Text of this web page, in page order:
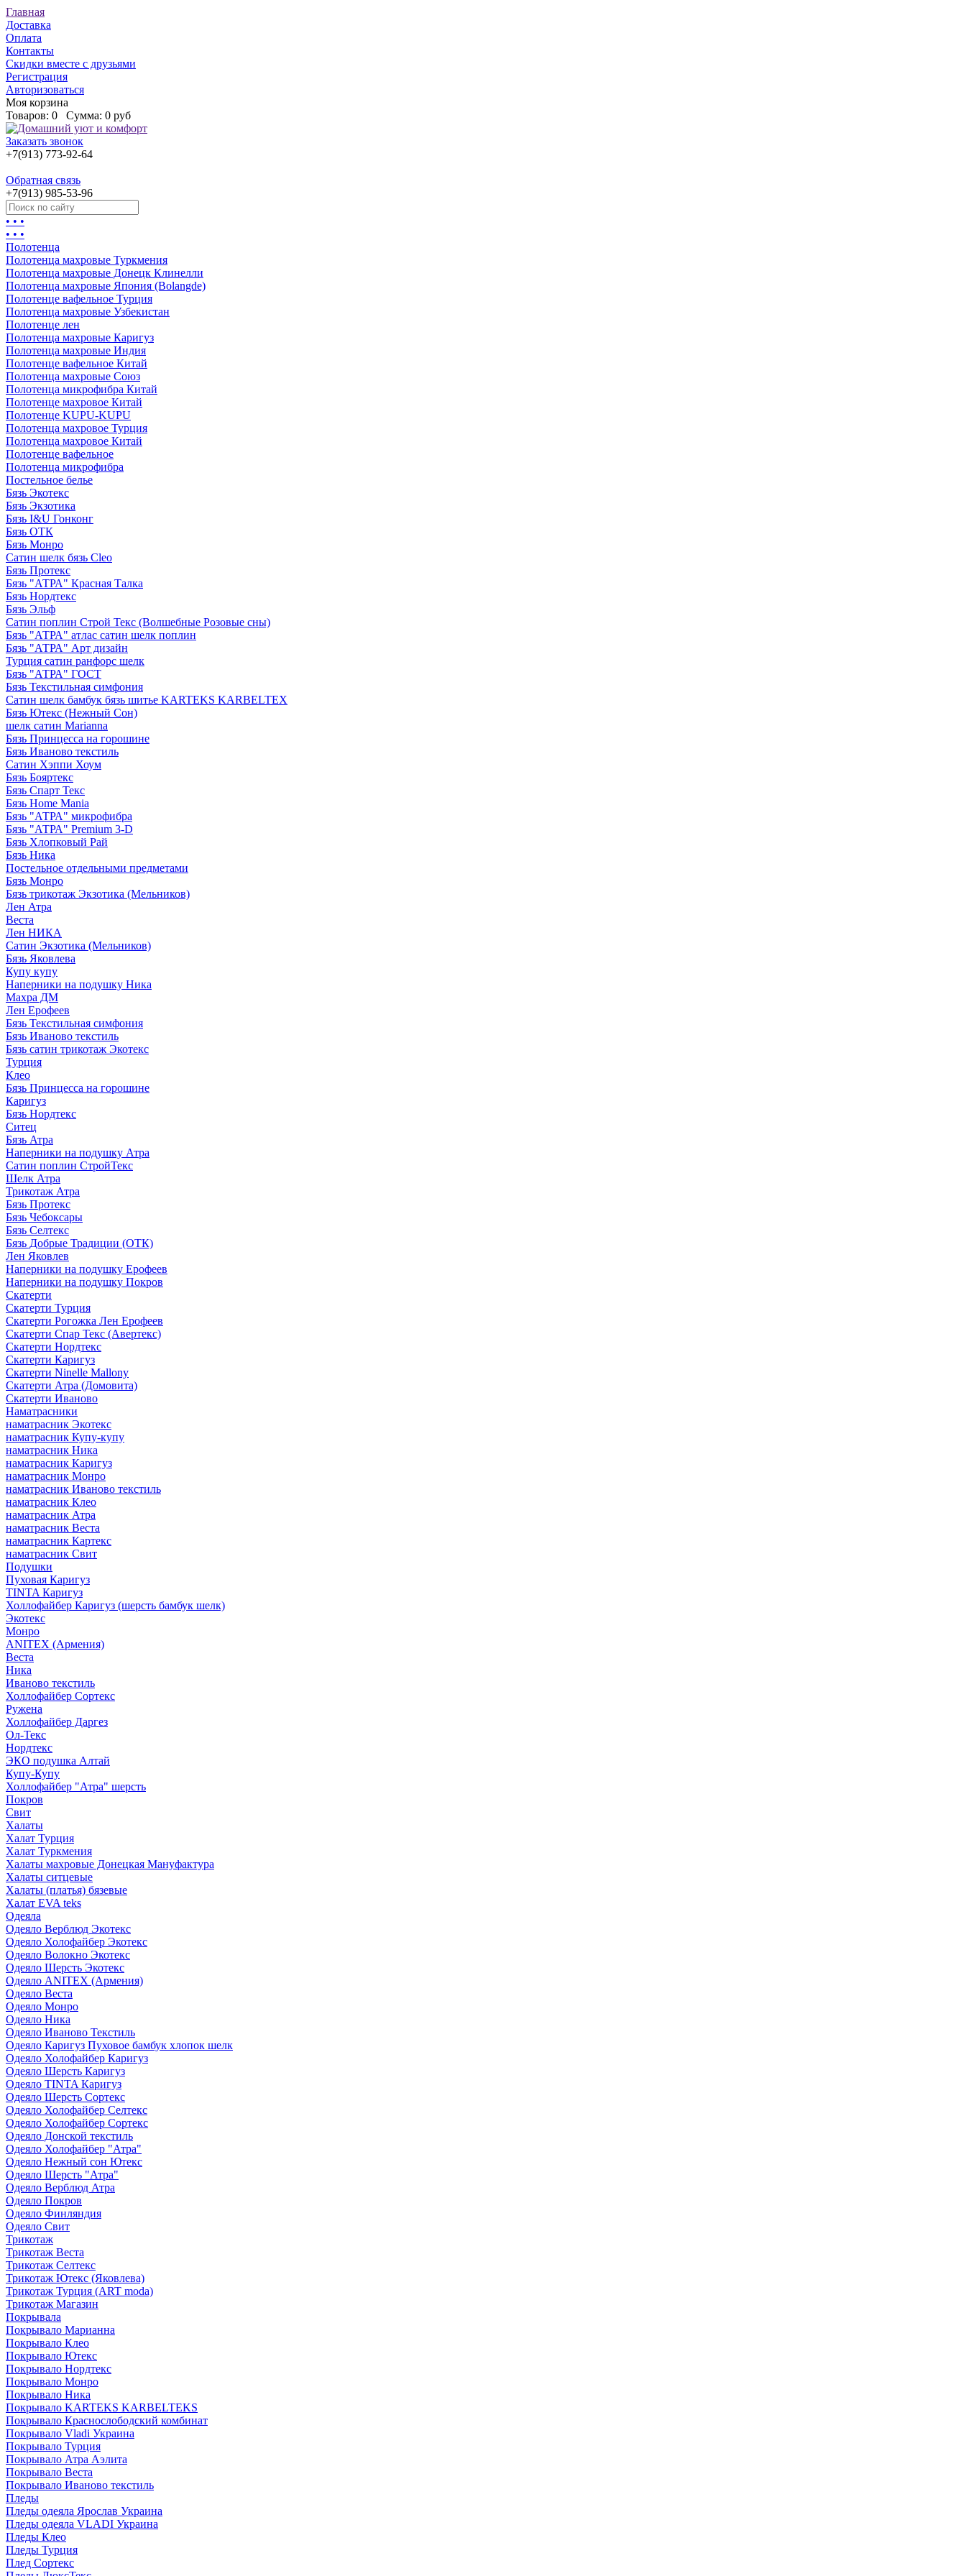
Главная
Доставка
Оплата
Контакты
Скидки вместе с друзьями
Регистрация
Авторизоваться
Моя корзина
Товаров: 0 Сумма: 0 руб
Заказать звонок
+7(913) 773-92-64
Обратная связь
+7(913) 985-53-96
• • •
• • •
Полотенца
Полотенца махровые Туркмения
Полотенца махровые Донецк Клинелли
Полотенца махровые Япония (Bolangde)
Полотенце вафельное Турция
Полотенца махровые Узбекистан
Полотенце лен
Полотенца махровые Каригуз
Полотенца махровые Индия
Полотенце вафельное Китай
Полотенца махровые Союз
Полотенца микрофибра Китай
Полотенце махровое Китай
Полотенце KUPU-KUPU
Полотенца махровое Турция
Полотенца махровое Китай
Полотенце вафельное
Полотенца микрофибра
Постельное белье
Бязь Экотекс
Бязь Экзотика
Бязь I&U Гонконг
Бязь ОТК
Бязь Монро
Сатин шелк бязь Cleo
Бязь Протекс
Бязь "АТРА" Красная Талка
Бязь Нордтекс
Бязь Эльф
Сатин поплин Строй Текс (Волшебные Розовые сны)
Бязь "АТРА" атлас сатин шелк поплин
Бязь "АТРА" Арт дизайн
Турция сатин ранфорс шелк
Бязь "АТРА" ГОСТ
Бязь Текстильная симфония
Сатин шелк бамбук бязь шитье KARTEKS KARBELTEX
Бязь Ютекс (Нежный Сон)
шелк сатин Marianna
Бязь Принцесса на горошине
Бязь Иваново текстиль
Сатин Хэппи Хоум
Бязь Бояртекс
Бязь Спарт Текс
Бязь Home Mania
Бязь "АТРА" микрофибра
Бязь "АТРА" Premium 3-D
Бязь Хлопковый Рай
Бязь Ника
Постельное отдельными предметами
Бязь Монро
Бязь трикотаж Экзотика (Мельников)
Лен Атра
Веста
Лен НИКА
Сатин Экзотика (Мельников)
Бязь Яковлева
Купу купу
Наперники на подушку Ника
Махра ДМ
Лен Ерофеев
Бязь Текстильная симфония
Бязь Иваново текстиль
Бязь сатин трикотаж Экотекс
Турция
Клео
Бязь Принцесса на горошине
Каригуз
Бязь Нордтекс
Ситец
Бязь Атра
Наперники на подушку Атра
Сатин поплин СтройТекс
Шелк Атра
Трикотаж Атра
Бязь Протекс
Бязь Чебоксары
Бязь Селтекс
Бязь Добрые Традиции (ОТК)
Лен Яковлев
Наперники на подушку Ерофеев
Наперники на подушку Покров
Скатерти
Скатерти Турция
Скатерти Рогожка Лен Ерофеев
Скатерти Спар Текс (Авертекс)
Скатерти Нордтекс
Скатерти Каригуз
Скатерти Ninelle Mallony
Скатерти Атра (Домовита)
Скатерти Иваново
Наматрасники
наматрасник Экотекс
наматрасник Купу-купу
наматрасник Ника
наматрасник Каригуз
наматрасник Монро
наматрасник Иваново текстиль
наматрасник Клео
наматрасник Атра
наматрасник Веста
наматрасник Картекс
наматрасник Свит
Подушки
Пуховая Каригуз
TINTA Каригуз
Холлофайбер Каригуз (шерсть бамбук шелк)
Экотекс
Монро
ANITEX (Армения)
Веста
Ника
Иваново текстиль
Холлофайбер Сортекс
Ружена
Холлофайбер Даргез
Ол-Текс
Нордтекс
ЭКО подушка Алтай
Купу-Купу
Холлофайбер "Атра" шерсть
Покров
Свит
Халаты
Халат Турция
Халат Туркмения
Халаты махровые Донецкая Мануфактура
Халаты ситцевые
Халаты (платья) бязевые
Халат EVA teks
Одеяла
Одеяло Верблюд Экотекс
Одеяло Холофайбер Экотекс
Одеяло Волокно Экотекс
Одеяло Шерсть Экотекс
Одеяло ANITEX (Армения)
Одеяло Веста
Одеяло Монро
Одеяло Ника
Одеяло Иваново Текстиль
Одеяло Каригуз Пуховое бамбук хлопок шелк
Одеяло Холофайбер Каригуз
Одеяло Шерсть Каригуз
Одеяло TINTA Каригуз
Одеяло Шерсть Сортекс
Одеяло Холофайбер Селтекс
Одеяло Холофайбер Сортекс
Одеяло Донской текстиль
Одеяло Холофайбер "Атра"
Одеяло Нежный сон Ютекс
Одеяло Шерсть "Атра"
Одеяло Верблюд Атра
Одеяло Покров
Одеяло Финляндия
Одеяло Свит
Трикотаж
Трикотаж Веста
Трикотаж Селтекс
Трикотаж Ютекс (Яковлева)
Трикотаж Турция (ART moda)
Трикотаж Магазин
Покрывала
Покрывало Марианна
Покрывало Клео
Покрывало Ютекс
Покрывало Нордтекс
Покрывало Монро
Покрывало Ника
Покрывало KARTEKS KARBELTEKS
Покрывало Краснослободский комбинат
Покрывало Vladi Украина
Покрывало Турция
Покрывало Атра Аэлита
Покрывало Веста
Покрывало Иваново текстиль
Пледы
Пледы одеяла Ярослав Украина
Пледы одеяла VLADI Украина
Пледы Клео
Пледы Турция
Плед Сортекс